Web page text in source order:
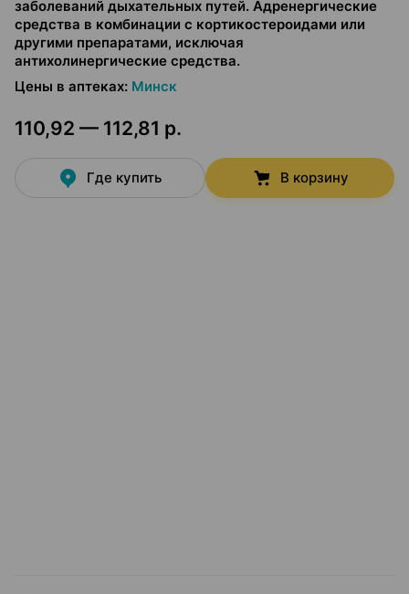
заболеваний дыхательных путей. Адренергические
средства в комбинации с кортикостероидами или
другими препаратами, исключая
антихолинергические средства.
Цены в аптеках: Минск
110,92 — 112,81 р.
Где купить В корзину